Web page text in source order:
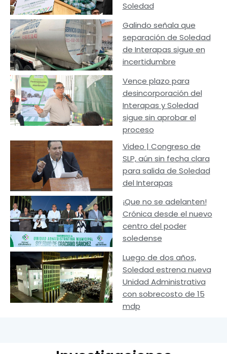
Soledad
Galindo señala que
separación de Soledad
de Interapas sigue en
incertidumbre
Vence plazo para
desincorporación del
Interapas y Soledad
sigue sin aprobar el
proceso
Video | Congreso de
SLP, aún sin fecha clara
para salida de Soledad
del Interapas
¡Que no se adelanten!
Crónica desde el nuevo
centro del poder
soledense
Luego de dos años,
Soledad estrena nueva
Unidad Administrativa
con sobrecosto de 15
mdp